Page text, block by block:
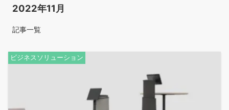
2022年11月
記事一覧
ビジネスソリューション